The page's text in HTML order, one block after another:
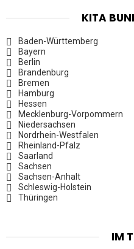
KITA
Baden-Württemberg
Bayern
Berlin
Brandenburg
Bremen
Hamburg
Hessen
Mecklenburg-Vorpommern
Niedersachsen
Nordrhein-Westfalen
Rheinland-Pfalz
Saarland
Sachsen
Sachsen-Anhalt
Schleswig-Holstein
Thüringen
IM